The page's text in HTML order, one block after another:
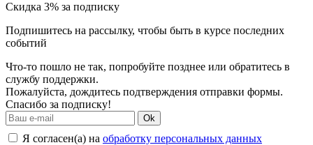
Скидка 3% за подписку
Подпишитесь на рассылку, чтобы быть в курсе последних
событий
Что-то пошло не так, попробуйте позднее или обратитесь в
службу поддержки.
Пожалуйста, дождитесь подтверждения отправки формы.
Спасибо за подписку!
Ok
Я согласен(а) на обработку персональных данных